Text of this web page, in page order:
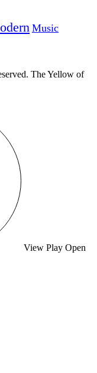
Music
The Yellow of
View Play Open